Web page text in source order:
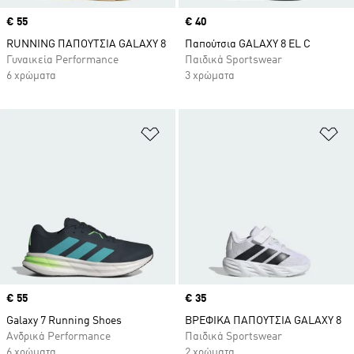
Price
€ 55
RUNNING ΠΑΠΟΥΤΣΙΑ GALAXY 8
Γυναικεία Performance
6 χρώματα
Price
€ 40
Παπούτσια GALAXY 8 EL C
Παιδικά Sportswear
3 χρώματα
Προσθήκη στη Λίστα Επιθυμιών
Price
€ 55
Galaxy 7 Running Shoes
Ανδρικά Performance
Price
€ 35
ΒΡΕΦΙΚΑ ΠΑΠΟΥΤΣΙΑ GALAXY 8
Παιδικά Sportswear